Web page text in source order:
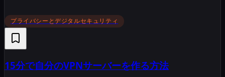
プライバシーとデジタルセキュリティ
15分で自分のVPNサーバーを作る方法